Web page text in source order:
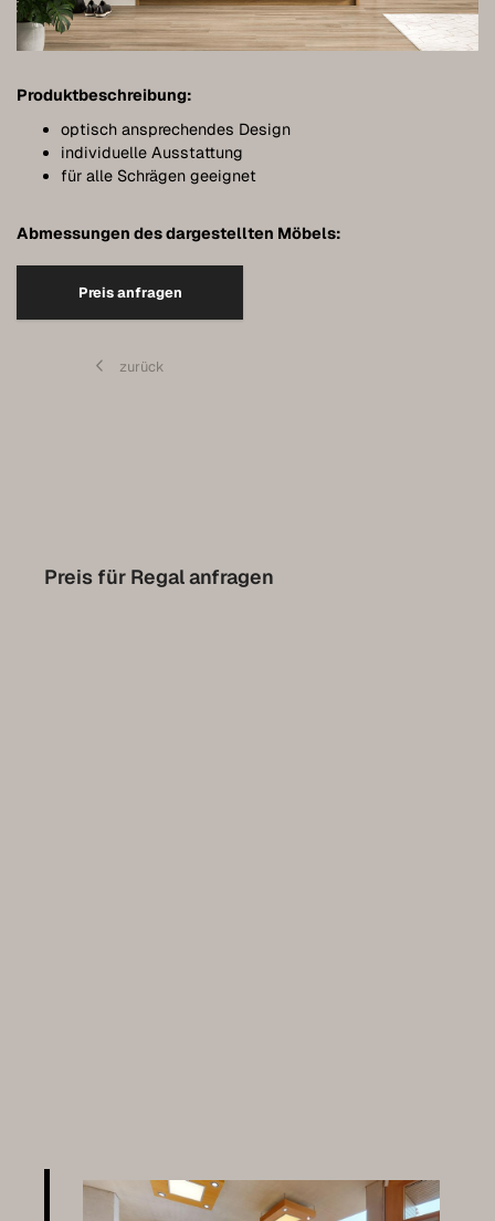
Produktbeschreibung:
optisch ansprechendes Design
individuelle Ausstattung
für alle Schrägen geeignet
Abmessungen des dargestellten Möbels:
Preis anfragen
zurück
Preis für Regal anfragen
Meubles de salle de bains
Meubles sous pente
Étagères murales suspendues
Dressings
Commodes
Étagères
Armoires murales
Qualité de nos meubles